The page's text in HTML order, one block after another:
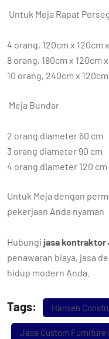
Untuk Meja Rapat
4 orang, 120cm x 120cm
8 orang, 180cm x 120cm
10 orang, 240cm x
Meja Bundar
2 orang diameter 60 cm
3 orang diameter 90 cm
4 orang diameter 120 cm
Untuk Meja dengan
pekerjaan Anda nyaman
Hubungi jasa kontraktor
penawaran biaya, jasa
hidup modern Anda.
Tags: Hansen
Jasa Custom Furniture